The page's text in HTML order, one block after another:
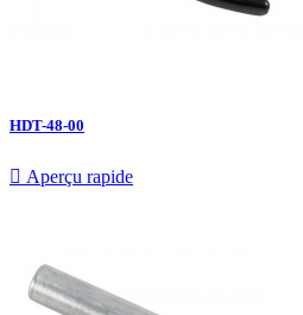
HDT-48-00
 Aperçu rapide